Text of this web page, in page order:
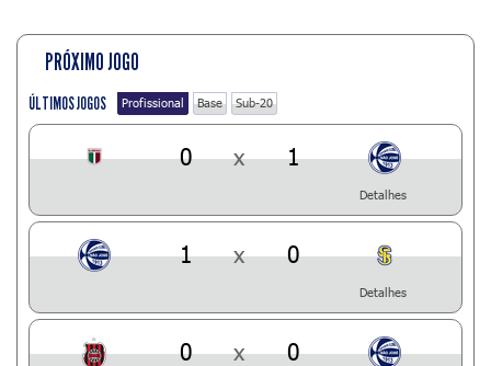
PRÓXIMO JOGO
ÚLTIMOS JOGOS Profissional Base Sub-20
0 x 1
Detalhes
1 x 0
Detalhes
0 x 0